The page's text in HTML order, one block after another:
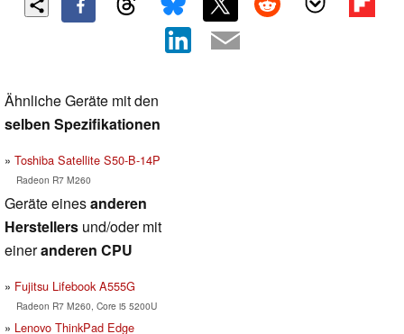
Ähnliche Geräte mit den
selben Spezifikationen
Toshiba Satellite S50-B-14P
Radeon R7 M260
Geräte einesanderen
Herstellers und/oder mit
eineranderen CPU
Fujitsu Lifebook A555G
Radeon R7 M260, Core i5 5200U
Lenovo ThinkPad Edge